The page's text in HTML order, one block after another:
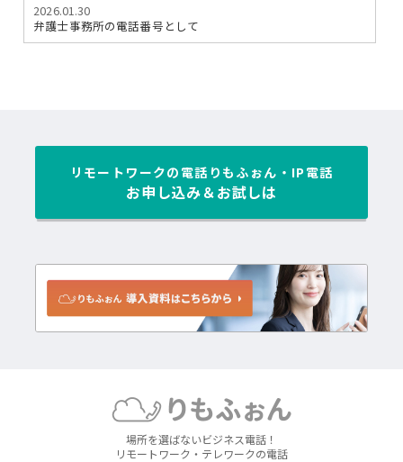
2026.01.30
弁護士事務所の電話番号として
リモートワークの電話 りもふぉん・IP電話
お申し込み＆お試しは
場所を選ばないビジネス電話！
リモートワーク・テレワークの電話